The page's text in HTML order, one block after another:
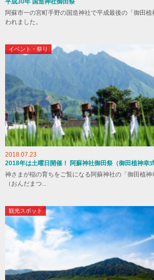
平成30年 国造神社御田祭
阿蘇市一の宮町手野の国造神社で平成最後の「御田
われました。
イベント・祭り
2018.07.23
2018年は土曜日開催！ 阿蘇神社御田祭（御田植神幸式
神さまが稲の育ちをご覧になる阿蘇神社の「御田植
（おんだまつ...
観光スポット